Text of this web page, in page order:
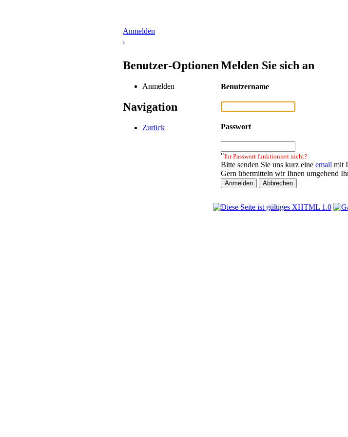
Anmelden
.
Benutzer-Optionen
Anmelden
Navigation
Zurück
Melden Sie sich an
Benutzername
Passwort
"Ihr Passwort funktioniert nicht?
Bitte senden Sie uns kurz eine email mit
Gern übermitteln wir Ihnen umgehend